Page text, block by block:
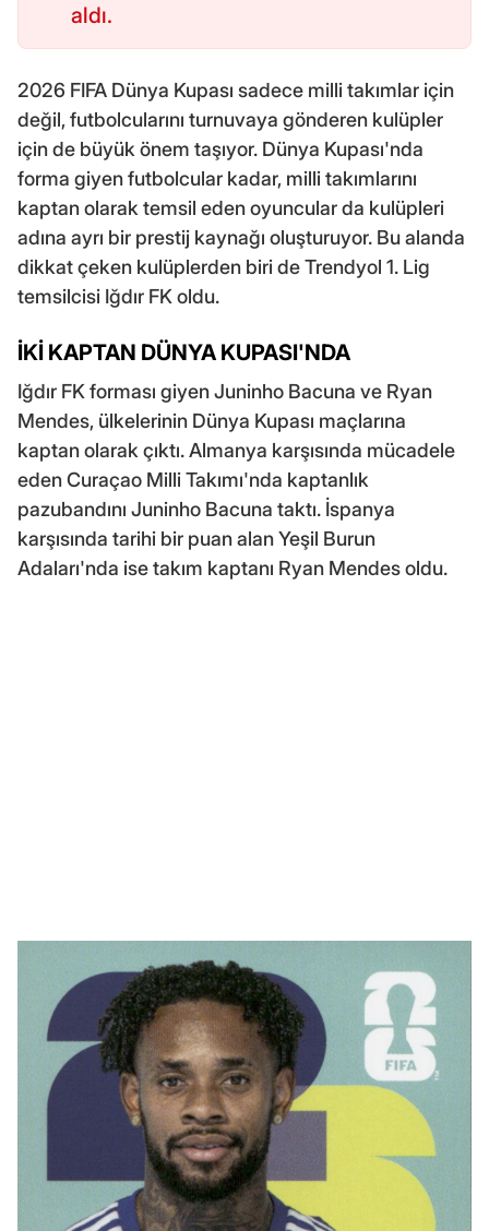
aldı.
2026 FIFA Dünya Kupası sadece milli takımlar için
değil, futbolcularını turnuvaya gönderen kulüpler
için de büyük önem taşıyor. Dünya Kupası'nda
forma giyen futbolcular kadar, milli takımlarını
kaptan olarak temsil eden oyuncular da kulüpleri
adına ayrı bir prestij kaynağı oluşturuyor. Bu alanda
dikkat çeken kulüplerden biri de Trendyol 1. Lig
temsilcisi Iğdır FK oldu.
İKİ KAPTAN DÜNYA KUPASI'NDA
Iğdır FK forması giyen Juninho Bacuna ve Ryan
Mendes, ülkelerinin Dünya Kupası maçlarına
kaptan olarak çıktı. Almanya karşısında mücadele
eden Curaçao Milli Takımı'nda kaptanlık
pazubandını Juninho Bacuna taktı. İspanya
karşısında tarihi bir puan alan Yeşil Burun
Adaları'nda ise takım kaptanı Ryan Mendes oldu.